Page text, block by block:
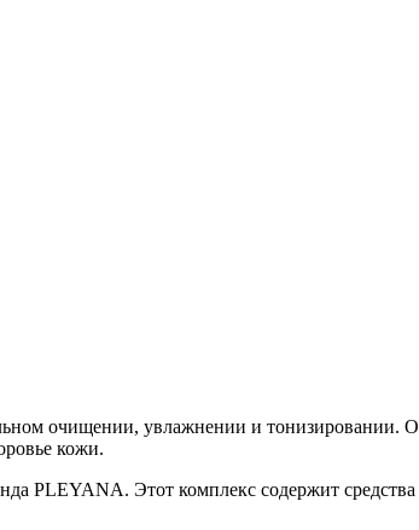
очищении, увлажнении и тонизировании.
кожи.
PLEYANA. Этот комплекс содержит